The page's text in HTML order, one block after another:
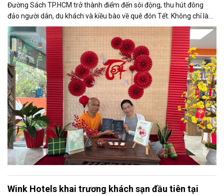
Đường Sách TP.HCM trở thành điểm đến sôi động, thu hút đông
đảo người dân, du khách và kiều bào về quê đón Tết. Không chỉ là
không gian trải nghiệm mới mẻ, ATM Sách còn mang đến một hình
thức “lì xì tri thức” độc đáo, góp phần tạo nên sắc thái văn hóa đọc
đặc biệt trong không khí xuân.
Wink Hotels khai trương khách sạn đầu tiên tại